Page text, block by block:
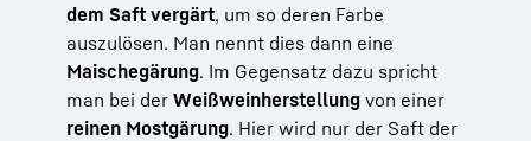
dem Saft vergärt, um so deren Farbe
auszulösen. Man nennt dies dann eine
Maischegärung. Im Gegensatz dazu spricht
man bei der Weißweinherstellung von einer
reinen Mostgärung. Hier wird nur der Saft der